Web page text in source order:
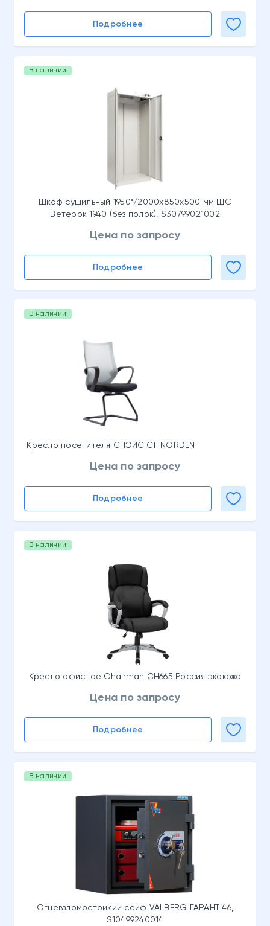
Подробнее
В наличии
Шкаф сушильный 1950*/2000x850x500 мм ШС
Ветерок 1940 (без полок), S30799021002
Цена по запросу
Подробнее
В наличии
Кресло посетителя СПЭЙС CF NORDEN
Цена по запросу
Подробнее
В наличии
Кресло офисное Chairman CH665 Россия экокожа
Цена по запросу
Подробнее
В наличии
Огневзломостойкий сейф VALBERG ГАРАНТ 46,
S10499240014